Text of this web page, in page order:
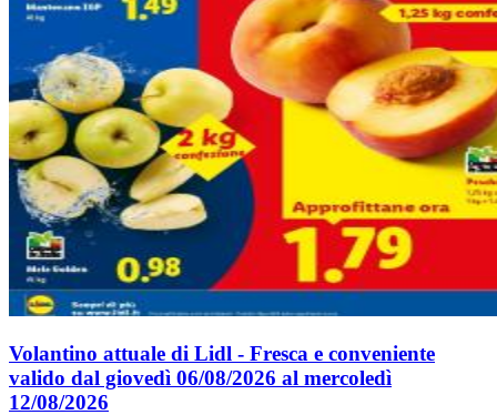
Volantino attuale di Lidl - Fresca e conveniente
valido dal giovedì 06/08/2026 al mercoledì
12/08/2026